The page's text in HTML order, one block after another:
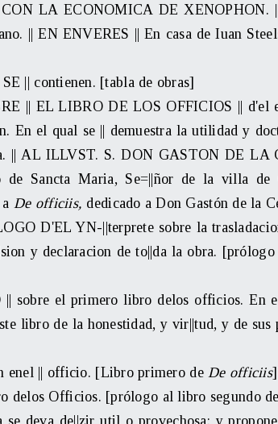
LA ECONOMICA DE XENOPHON. ||
|| EN ENVERES || En casa de Iuan
|| contienen. [tabla de obras]
|| EL LIBRO DE LOS OFFICIOS || d'el
En el qual se || demuestra la utilidad y
|| AL ILLVST. S. DON GASTON DE LA
de Sancta Maria, Se=||ñor de la villa
aDe officiis, dedicado a Don Gastón de la
D'EL YN-||terprete sobre la
y declaracion de to||da la obra.
sobre el primero libro delos officios. En
libro de la honestidad, y vir||tud, y de sus
enel || officio. [Libro primero deDe officiis]
delos Officios. [prólogo al libro segundo de
deva de||zir util o provechosa: y propone